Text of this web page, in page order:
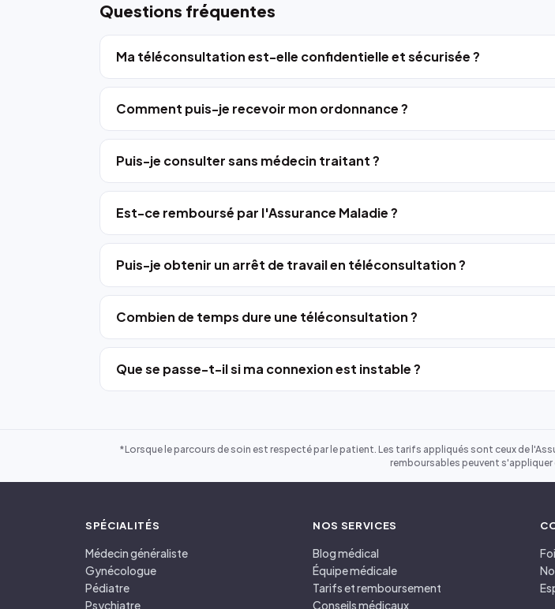
Questions fréquentes
Ma téléconsultation est-elle confidentielle et sécurisée ?
Comment puis-je recevoir mon ordonnance ?
Puis-je consulter sans médecin traitant ?
Est-ce remboursé par l'Assurance Maladie ?
Puis-je obtenir un arrêt de travail en téléconsultation ?
Combien de temps dure une téléconsultation ?
Que se passe-t-il si ma connexion est instable ?
*Lorsque le parcours de soin est respecté par le patient. Les tarifs appliqués sont ceux de
remboursables peuvent
SPÉCIALITÉS
Médecin généraliste
Gynécologue
Pédiatre
Psychiatre
NOS SERVICES
Blog médical
Équipe médicale
Tarifs et remboursement
Conseils médicaux